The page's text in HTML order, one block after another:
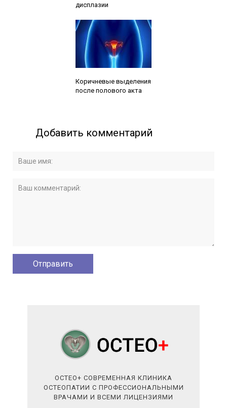
дисплазии
Коричневые выделения
после полового акта
Добавить комментарий
ОСТЕО+ СОВРЕМЕННАЯ КЛИНИКА
ОСТЕОПАТИИ С ПРОФЕССИОНАЛЬНЫМИ
ВРАЧАМИ И ВСЕМИ ЛИЦЕНЗИЯМИ